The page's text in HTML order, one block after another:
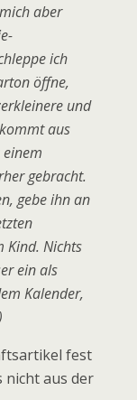
aber
ich
öffne,
und
aus
gebracht.
gebe ihn an
Kind. Nichts
ein als
Kalender,
fest
nicht aus der